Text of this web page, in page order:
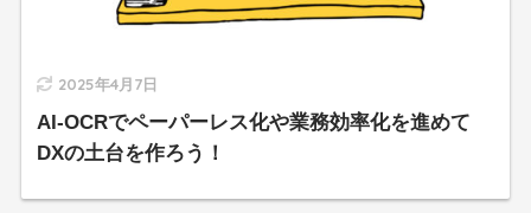
2025年4月7日
AI-OCRでペーパーレス化や業務効率化を進めて
DXの土台を作ろう！